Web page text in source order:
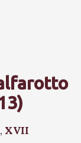
, XVII